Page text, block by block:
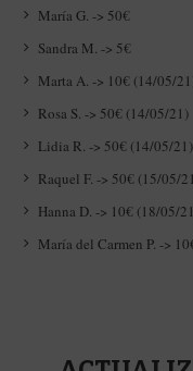
María G. -> 50€
Sandra M. -> 5€
Marta A. -> 10€ (14/05/
Rosa S. -> 50€ (14/05/21)
Lidia R. -> 50€ (14/05/21)
Raquel F. -> 50€ (15/05/
Hanna D. -> 10€ (18/05/
María del Carmen P. ->